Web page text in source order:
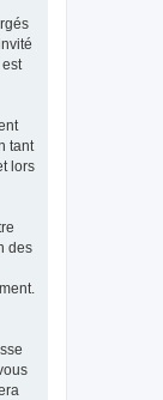
tant
lors
des